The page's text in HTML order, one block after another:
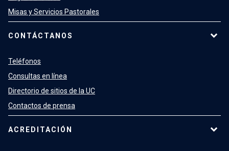
Misas y Servicios Pastorales
CONTÁCTANOS
Teléfonos
Consultas en línea
Directorio de sitios de la UC
Contactos de prensa
ACREDITACIÓN